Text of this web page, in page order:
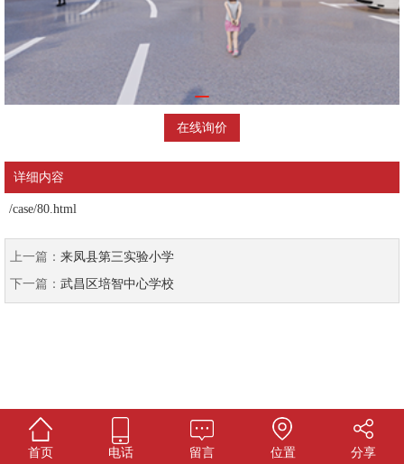
在线询价
详细内容
/case/80.html
上一篇： 来凤县第三实验小学
下一篇： 武昌区培智中心学校
首页 电话 留言 位置 分享